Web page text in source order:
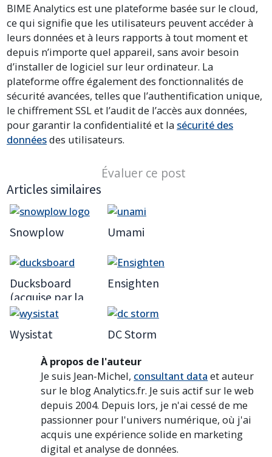
BIME Analytics est une plateforme basée sur le cloud,
ce qui signifie que les utilisateurs peuvent accéder à
leurs données et à leurs rapports à tout moment et
depuis n’importe quel appareil, sans avoir besoin
d’installer de logiciel sur leur ordinateur. La
plateforme offre également des fonctionnalités de
sécurité avancées, telles que l’authentification unique,
le chiffrement SSL et l’audit de l’accès aux données,
pour garantir la confidentialité et la sécurité des
donnéesdes utilisateurs.
Évaluer ce post
Articles similaires
Snowplow Umami
Ducksboard
(acquise par la
société New Relic
Ensighten
Wysistat DC Storm
À propos de l'auteur
Je suis Jean-Michel, consultant data et auteur
sur le blog Analytics.fr. Je suis actif sur le web
depuis 2004. Depuis lors, je n'ai cessé de me
passionner pour l'univers numérique, où j'ai
acquis une expérience solide en marketing
digital et analyse de données.